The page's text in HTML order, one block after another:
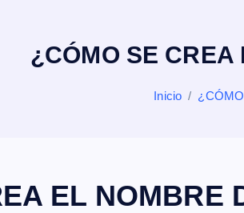
¿CÓMO SE CREA
Inicio
EL NOMBRE